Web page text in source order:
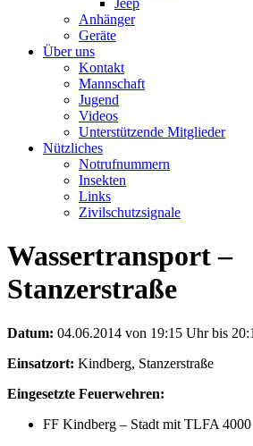
Anhänger
Geräte
Über uns
Kontakt
Mannschaft
Jugend
Videos
Unterstützende Mitglieder
Nützliches
Notrufnummern
Insekten
Links
Zivilschutzsignale
Wassertransport –
Stanzerstraße
Datum: 04.06.2014 von 19:15 Uhr bis
Einsatzort: Kindberg, Stanzerstraße
Eingesetzte Feuerwehren:
FF Kindberg – Stadt mit TLFA 4000